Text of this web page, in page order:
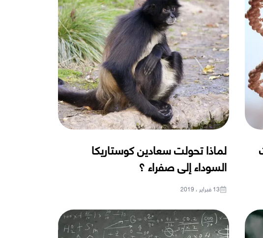
لماذا تحولت سعادين كوستاريكا
السوداء إلى صفراء ؟
13 فبراير ، 2019